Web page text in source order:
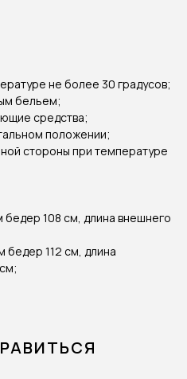
не более 30 градусов;
бельем;
средства;
положении;
стороны при температуре
108 см, длина внешнего
бедер 112 см, длина